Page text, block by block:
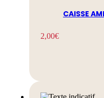
CAISSE
2,00€